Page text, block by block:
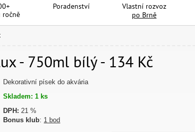
ročně
Poradenství
Vlastní rozvoz
po Brně
- 750ml bílý - 134 Kč
Dekorativní písek do akvária
Skladem: 1 ks
DPH: 21 %
Bonus klub: 1 bod